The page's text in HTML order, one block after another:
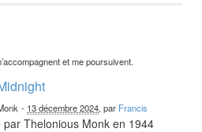
et me poursuivent.
- 13 décembre 2024, par Francis
par Thelonious Monk en 1944